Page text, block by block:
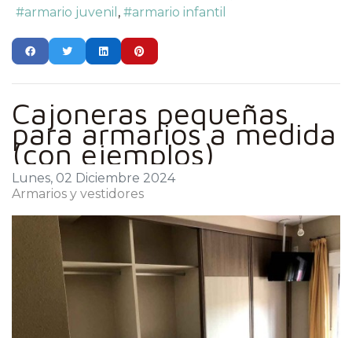
armario juvenil
armario infantil
Cajoneras pequeñas
para armarios a medida
(con ejemplos)
Lunes, 02 Diciembre 2024
Armarios y vestidores